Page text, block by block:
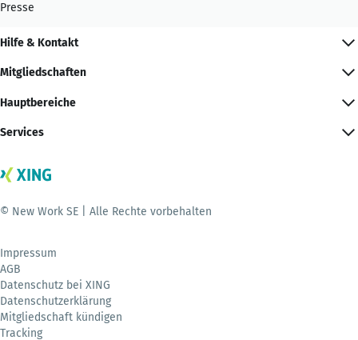
Presse
Hilfe & Kontakt
Mitgliedschaften
Hauptbereiche
Services
© New Work SE | Alle Rechte vorbehalten
Impressum
AGB
Datenschutz bei XING
Datenschutzerklärung
Mitgliedschaft kündigen
Tracking